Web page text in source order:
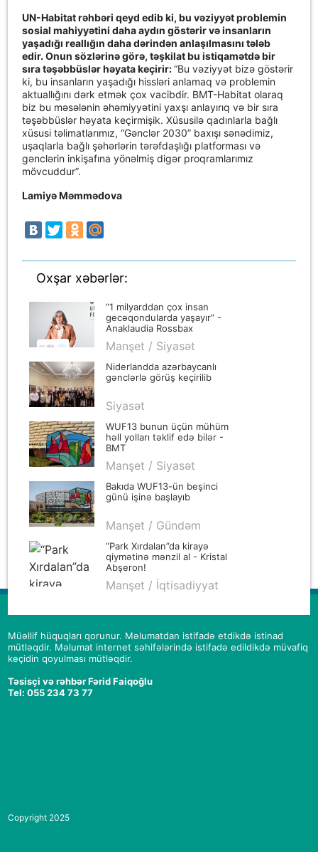
UN-Habitat rəhbəri qeyd edib ki, bu vəziyyət problemin
sosial mahiyyətini daha aydın göstərir və insanların
yaşadığı reallığın daha dərindən anlaşılmasını tələb
edir. Onun sözlərinə görə, təşkilat bu istiqamətdə bir
sıra təşəbbüslər həyata keçirir:“Bu vəziyyət bizə göstərir
ki, bu insanların yaşadığı hissləri anlamaq və problemin
aktuallığını dərk etmək çox vacibdir. BMT-Habitat olaraq
biz bu məsələnin əhəmiyyətini yaxşı anlayırıq və bir sıra
təşəbbüslər həyata keçirmişik. Xüsusilə qadınlarla bağlı
xüsusi təlimatlarımız, “Gənclər 2030” baxışı sənədimiz,
uşaqlarla bağlı şəhərlərin tərəfdaşlığı platforması və
gənclərin inkişafına yönəlmiş digər proqramlarımız
mövcuddur”.
Lamiyə Məmmədova
Oxşar xəbərlər:
“1 milyarddan çox insan
gecəqondularda yaşayır” -
Anaklaudia Rossbax
Manşet / Siyasət
Niderlandda azərbaycanlı
gənclərlə görüş keçirilib
Siyasət
WUF13 bunun üçün mühüm
həll yolları təklif edə bilər -
BMT
Manşet / Siyasət
Bakıda WUF13-ün beşinci
günü işinə başlayıb
Manşet / Gündəm
“Park Xırdalan”da kirayə
qiymətinə mənzil al - Kristal
Abşeron!
Manşet / İqtisadiyyat
Müəllif hüquqları qorunur. Məlumatdan istifadə etdikdə istinad
mütləqdir. Məlumat internet səhifələrində istifadə edildikdə müvafiq
keçidin qoyulması mütləqdir.
Təsisçi və rəhbər Fərid Faiqoğlu
Tel: 055 234 73 77
Copyright 2025